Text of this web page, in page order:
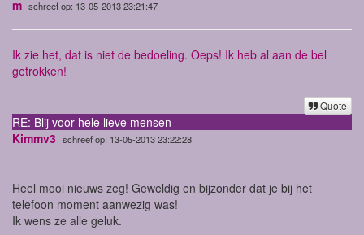
m schreef op: 13-05-2013 23:21:47
Ik zie het, dat is niet de bedoeling. Oeps! Ik heb al aan de bel
getrokken!
Quote
RE: Blij voor hele lieve mensen
Kimmv3 schreef op: 13-05-2013 23:22:28
Heel mooi nieuws zeg! Geweldig en bijzonder dat je bij het
telefoon moment aanwezig was!
Ik wens ze alle geluk.